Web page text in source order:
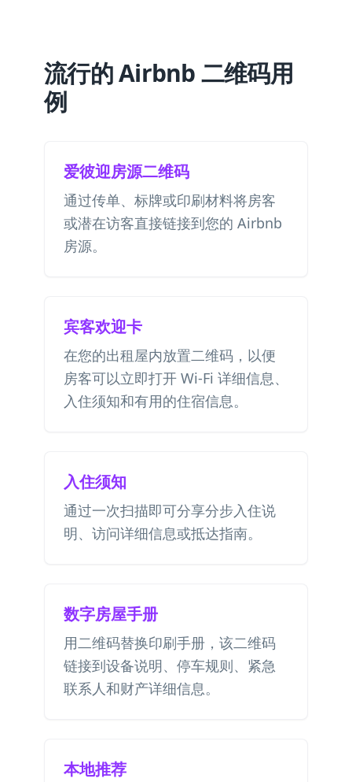
流行的 Airbnb 二维码用
例
爱彼迎房源二维码
通过传单、标牌或印刷材料将房客
或潜在访客直接链接到您的 Airbnb
房源。
宾客欢迎卡
在您的出租屋内放置二维码，以便
房客可以立即打开 Wi-Fi 详细信息、
入住须知和有用的住宿信息。
入住须知
通过一次扫描即可分享分步入住说
明、访问详细信息或抵达指南。
数字房屋手册
用二维码替换印刷手册，该二维码
链接到设备说明、停车规则、紧急
联系人和财产详细信息。
本地推荐